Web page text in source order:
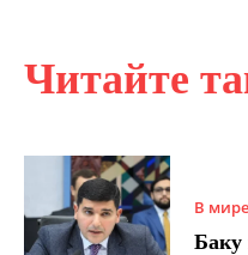
Читайте
В мире
Баку